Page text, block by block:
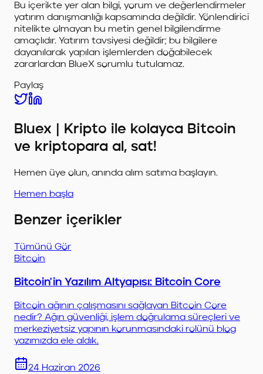
Bu içerikte yer alan bilgi, yorum ve değerlendirmeler
yatırım danışmanlığı kapsamında değildir. Yönlendirici
nitelikte olmayan bu metin genel bilgilendirme
amaçlıdır. Yatırım tavsiyesi değildir; bu bilgilere
dayanılarak yapılan işlemlerden doğabilecek
zararlardan BlueX sorumlu tutulamaz.
Paylaş
Bluex | Kripto ile kolayca Bitcoin
ve kriptopara al, sat!
Hemen üye olun, anında alım satıma başlayın.
Hemen başla
Benzer içerikler
Tümünü Gör
Bitcoin
Bitcoin'in Yazılım Altyapısı: Bitcoin Core
Bitcoin ağının çalışmasını sağlayan Bitcoin Core
nedir? Ağın güvenliği, işlem doğrulama süreçleri ve
merkeziyetsiz yapının korunmasındaki rolünü blog
yazımızda ele aldık.
24 Haziran 2026